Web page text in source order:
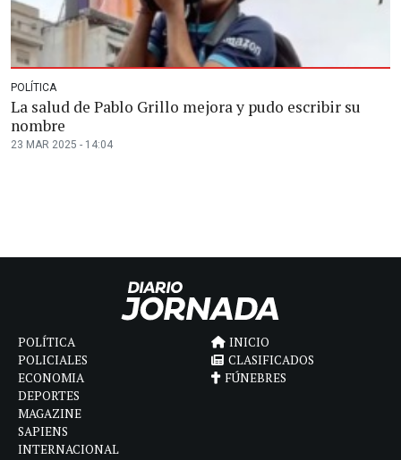
POLÍTICA
La salud de Pablo Grillo mejora y pudo escribir su
nombre
23 MAR 2025 - 14:04
POLÍTICA
POLICIALES
ECONOMIA
DEPORTES
MAGAZINE
SAPIENS
INTERNACIONAL
INICIO
CLASIFICADOS
FÚNEBRES